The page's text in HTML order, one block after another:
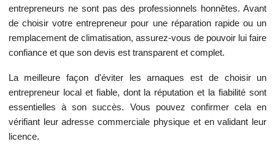
entrepreneurs ne sont pas des professionnels honnêtes. Avant
de choisir votre entrepreneur pour une réparation rapide ou un
remplacement de climatisation, assurez-vous de pouvoir lui faire
confiance et que son devis est transparent et complet.
La meilleure façon d'éviter les arnaques est de choisir un
entrepreneur local et fiable, dont la réputation et la fiabilité sont
essentielles à son succès. Vous pouvez confirmer cela en
vérifiant leur adresse commerciale physique et en validant leur
licence.